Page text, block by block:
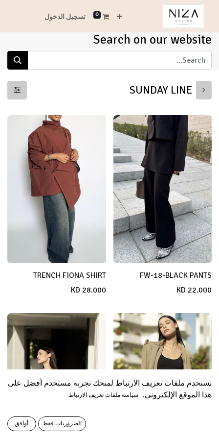
0 تسجيل الدخول
Search on our website
SUNDAY LINE
FW-18-BLACK PANTS
22.000
TRENCH FIONA SHIRT
28.000
نستخدم ملفات تعريف الارتباط لمنحك تجربة مستخدم أفضل على
هذا الموقع الإلكتروني.
سياسة ملفات تعريف الارتباط
الضروريات فقط أوافق